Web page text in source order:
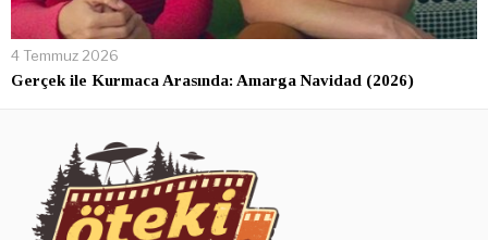
4 Temmuz 2026
Gerçek ile Kurmaca Arasında: Amarga Navidad (2026)